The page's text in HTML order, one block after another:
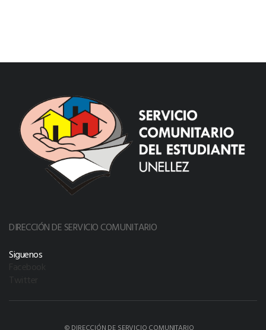
DIRECCIÓN DE SERVICIO COMUNITARIO
Siguenos
© DIRECCIÓN DE SERVICIO COMUNITARIO